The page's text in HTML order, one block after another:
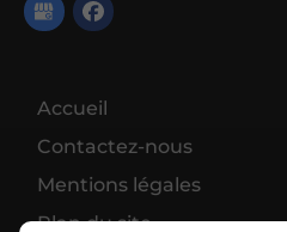
Accueil
Contactez-nous
Mentions légales
Plan du site